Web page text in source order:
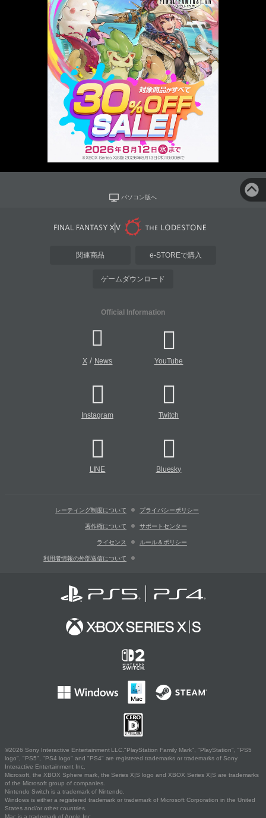
パソコン版へ
関連商品 e-STOREで購入
ゲームダウンロード
Official Information
X/ News YouTube
Instagram Twitch
LINE Bluesky
レーティング制度について プライバシーポリシー
著作権について サポートセンター
ライセンス ルール＆ポリシー
利用者情報の外部送信について
©2026 Sony Interactive Entertainment LLC."PlayStation Family Mark", "PlayStation", "PS5
logo", "PS5", "PS4 logo" and "PS4" are registered trademarks or trademarks of Sony
Interactive Entertainment Inc.
Microsoft, the XBOX Sphere mark, the Series X|S logo and XBOX Series X|S are trademarks
of the Microsoft group of companies.
Nintendo Switch is a trademark of Nintendo.
Windows is either a registered trademark or trademark of Microsoft Corporation in the United
States and/or other countries.
Mac is a trademark of Apple Inc.